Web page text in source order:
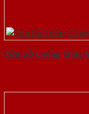
Cửa Gỗ Chống Cháy